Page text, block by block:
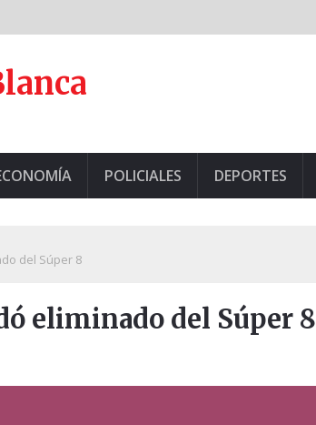
POLICIALES DEPORTES
del Súper 8
eliminado del Súper 8